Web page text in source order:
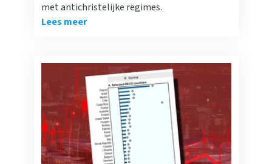
met antichristelijke regimes.
Lees meer